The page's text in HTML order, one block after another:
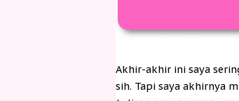
Akhir-akhir ini saya
sih. Tapi saya akhirnya